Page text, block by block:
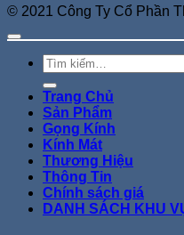
© 2021 Công Ty Cổ Phần
Tìm
kiếm:
Trang Chủ
Sản Phẩm
Gọng Kính
Kính Mát
Thương Hiệu
Thông Tin
Chính sách giá
DANH SÁCH KHU